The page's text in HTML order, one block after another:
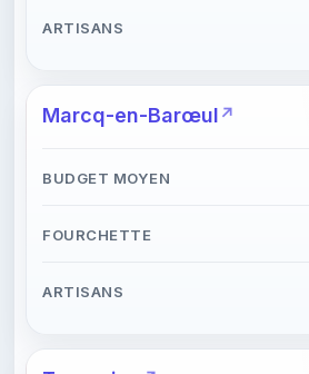
Marcq-en-Barœul